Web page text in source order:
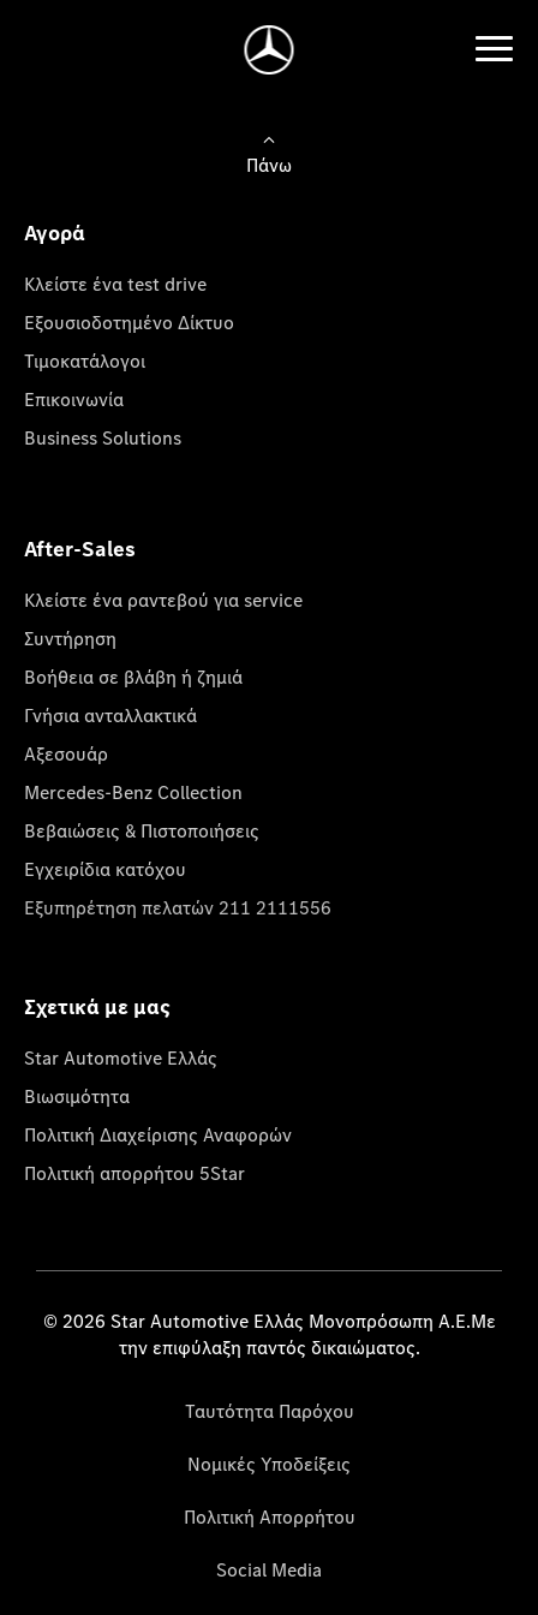
Πάνω
Αγορά
Κλείστε ένα test drive
Εξουσιοδοτημένο Δίκτυο
Τιμοκατάλογοι
Επικοινωνία
Business Solutions
After-Sales
Κλείστε ένα ραντεβού για service
Συντήρηση
Βοήθεια σε βλάβη ή ζημιά
Γνήσια ανταλλακτικά
Αξεσουάρ
Mercedes-Benz Collection
Βεβαιώσεις & Πιστοποιήσεις
Εγχειρίδια κατόχου
Εξυπηρέτηση πελατών 211 2111556
Σχετικά με μας
Star Automotive Ελλάς
Βιωσιμότητα
Πολιτική Διαχείρισης Αναφορών
Πολιτική απορρήτου 5Star
© 2026 Star Automotive Ελλάς Μονοπρόσωπη Α.Ε.Με
την επιφύλαξη παντός δικαιώματος.
Ταυτότητα Παρόχου
Νομικές Υποδείξεις
Πολιτική Απορρήτου
Social Media